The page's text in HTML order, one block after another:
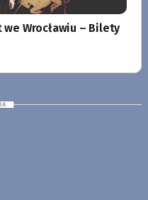
Wrocławiu – Bilety